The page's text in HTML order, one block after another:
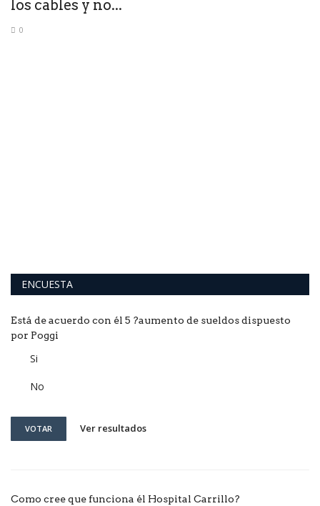
los cables y no...
0
ENCUESTA
Está de acuerdo con él 5 ?aumento de sueldos dispuesto
por Poggi
Si
No
VOTAR Ver resultados
Como cree que funciona él Hospital Carrillo?